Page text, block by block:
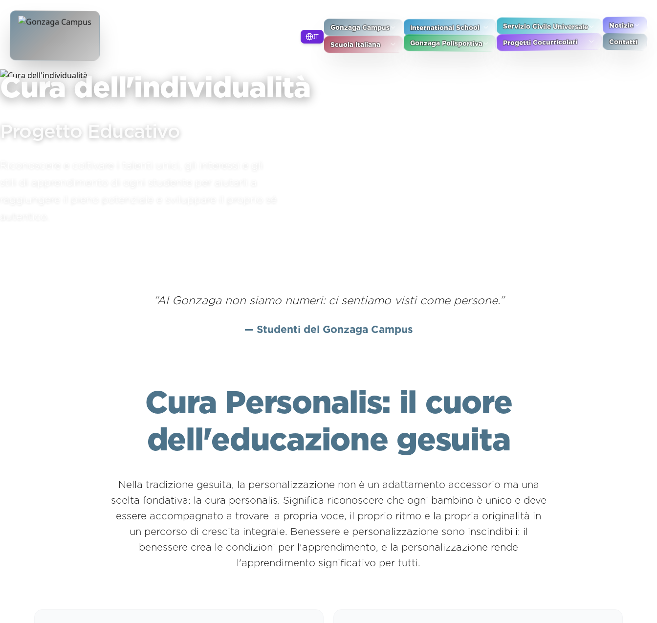
IT
Gonzaga Campus
Scuola Italiana
International School
Gonzaga Polisportiva
Servizio Civile Universale
Progetti Cocurricolari
Notizie
Contatti
Cura dell'individualità
Progetto Educativo
“Al Gonzaga non siamo numeri: ci sentiamo visti come persone.”
— Studenti del Gonzaga Campus
Cura Personalis: il cuore
dell'educazione gesuita
Nella tradizione gesuita, la personalizzazione non è un adattamento accessorio ma una
scelta fondativa: la cura personalis. Significa riconoscere che ogni bambino è unico e deve
essere accompagnato a trovare la propria voce, il proprio ritmo e la propria originalità in
un percorso di crescita integrale. Benessere e personalizzazione sono inscindibili: il
benessere crea le condizioni per l'apprendimento, e la personalizzazione rende
l'apprendimento significativo per tutti.